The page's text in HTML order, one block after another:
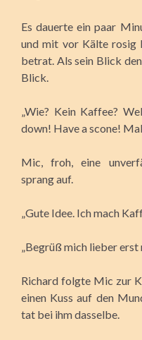
Es dauerte ein paar
und mit vor Kälte rosig
betrat. Als sein Blick
Blick.
„Wie? Kein Kaffee?
down! Have a scone!
Mic, froh, eine
sprang auf.
„Gute Idee. Ich mach
„Begrüß mich lieber erst
Richard folgte Mic zur
einen Kuss auf den
tat bei ihm dasselbe.